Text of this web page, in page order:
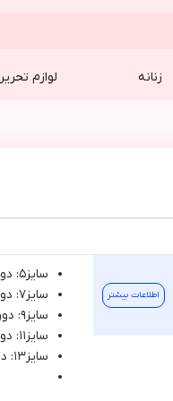
زنانه لوازم تحریر
اطلاعات بیشتر
سايز٥: دورسينه:٩٠/قد:٥٦/استين:٤٧
سايز٧: دورسينه:٩٢/قد:٥٧/استين:٤٨
سايز٩: دورسينه:١٠٢/قد:٦٣/استين:٥٣
سايز١١: دورسينه:٩٨/قد:٦٤/استين:٥٤
سايز١٣: دورسينه:١٠٤/قد:٦٨/استين:٥٦